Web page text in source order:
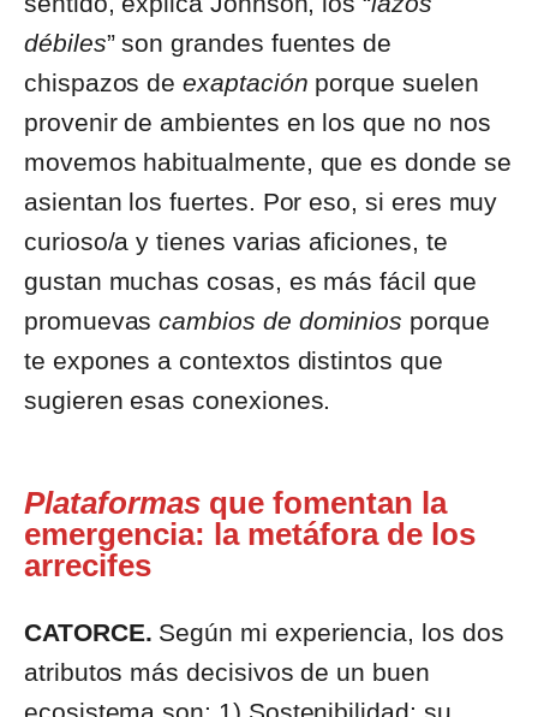
débiles” son grandes fuentes de
chispazos deexaptación porque suelen
provenir de ambientes en los que no nos
movemos habitualmente, que es donde se
asientan los fuertes. Por eso, si eres muy
curioso/a y tienes varias aficiones, te
gustan muchas cosas, es más fácil que
promuevascambios de dominios porque
te expones a contextos distintos que
sugieren esas conexiones.
Plataformas que fomentan la
emergencia: la metáfora de los
arrecifes
CATORCE. Según mi experiencia, los dos
atributos más decisivos de un buen